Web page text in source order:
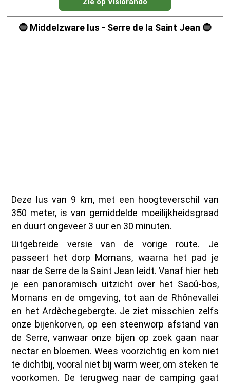
🔵 Middelzware lus - Serre de la Saint Jean 🔵
Deze lus van 9 km, met een hoogteverschil van
350 meter, is van gemiddelde moeilijkheidsgraad
en duurt ongeveer 3 uur en 30 minuten.
Uitgebreide versie van de vorige route. Je
passeert het dorp Mornans, waarna het pad je
naar de Serre de la Saint Jean leidt. Vanaf hier heb
je een panoramisch uitzicht over het Saoû-bos,
Mornans en de omgeving, tot aan de Rhônevallei
en het Ardèchegebergte. Je ziet misschien zelfs
onze bijenkorven, op een steenworp afstand van
de Serre, vanwaar onze bijen op zoek gaan naar
nectar en bloemen. Wees voorzichtig en kom niet
te dichtbij, vooral niet bij warm weer, om steken te
voorkomen. De terugweg naar de camping gaat